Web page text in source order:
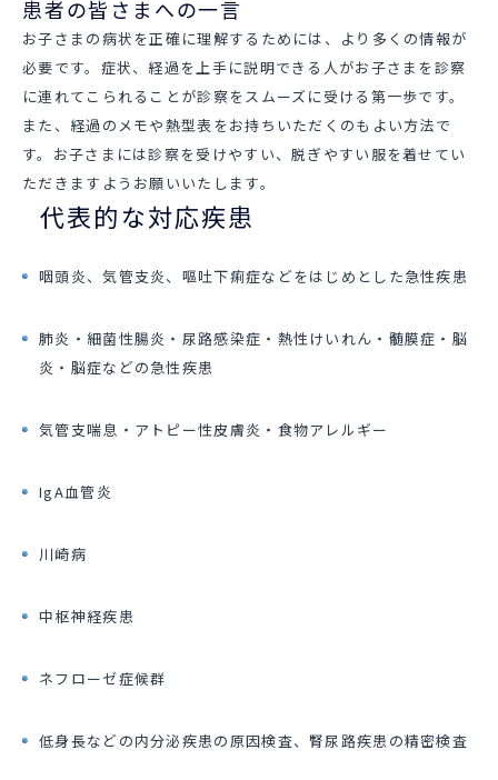
患者の皆さまへの一言
お子さまの病状を正確に理解するためには、より多くの情報が
必要です。症状、経過を上手に説明できる人がお子さまを診察
に連れてこられることが診察をスムーズに受ける第一歩です。
また、経過のメモや熱型表をお持ちいただくのもよい方法で
す。お子さまには診察を受けやすい、脱ぎやすい服を着せてい
ただきますようお願いいたします。
代表的な対応疾患
咽頭炎、気管支炎、嘔吐下痢症などをはじめとした急性疾患
肺炎・細菌性腸炎・尿路感染症・熱性けいれん・髄膜症・脳
炎・脳症などの急性疾患
気管支喘息・アトピー性皮膚炎・食物アレルギー
IgA血管炎
川崎病
中枢神経疾患
ネフローゼ症候群
低身長などの内分泌疾患の原因検査、腎尿路疾患の精密検査